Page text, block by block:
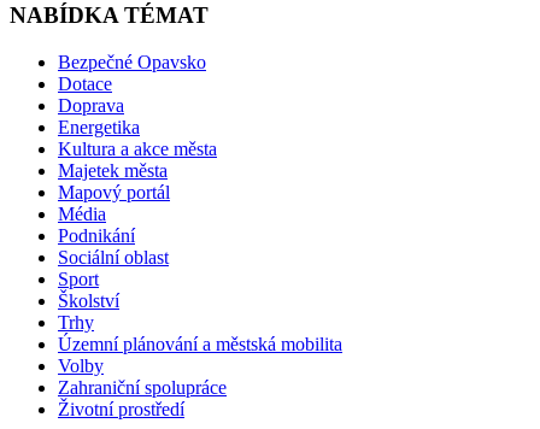
NABÍDKA TÉMAT
Bezpečné Opavsko
Dotace
Doprava
Energetika
Kultura a akce města
Majetek města
Mapový portál
Média
Podnikání
Sociální oblast
Sport
Školství
Trhy
Územní plánování a městská mobilita
Volby
Zahraniční spolupráce
Životní prostředí